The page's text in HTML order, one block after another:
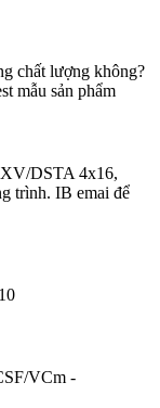
chất lượng không?
mẫu sản phẩm
DSTA 4x16,
trình. IB emai để
VCm -